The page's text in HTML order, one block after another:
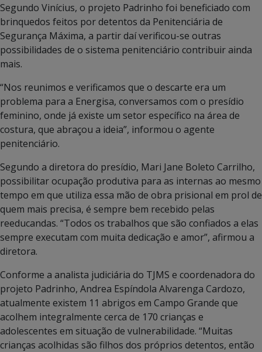
Segundo Vinícius, o projeto Padrinho foi beneficiado com
brinquedos feitos por detentos da Penitenciária de
Segurança Máxima, a partir daí verificou-se outras
possibilidades de o sistema penitenciário contribuir ainda
mais.
“Nos reunimos e verificamos que o descarte era um
problema para a Energisa, conversamos com o presídio
feminino, onde já existe um setor específico na área de
costura, que abraçou a ideia”, informou o agente
penitenciário.
Segundo a diretora do presídio, Mari Jane Boleto Carrilho,
possibilitar ocupação produtiva para as internas ao mesmo
tempo em que utiliza essa mão de obra prisional em prol de
quem mais precisa, é sempre bem recebido pelas
reeducandas. “Todos os trabalhos que são confiados a elas
sempre executam com muita dedicação e amor”, afirmou a
diretora.
Conforme a analista judiciária do TJMS e coordenadora do
projeto Padrinho, Andrea Espíndola Alvarenga Cardozo,
atualmente existem 11 abrigos em Campo Grande que
acolhem integralmente cerca de 170 crianças e
adolescentes em situação de vulnerabilidade. “Muitas
crianças acolhidas são filhos dos próprios detentos, então